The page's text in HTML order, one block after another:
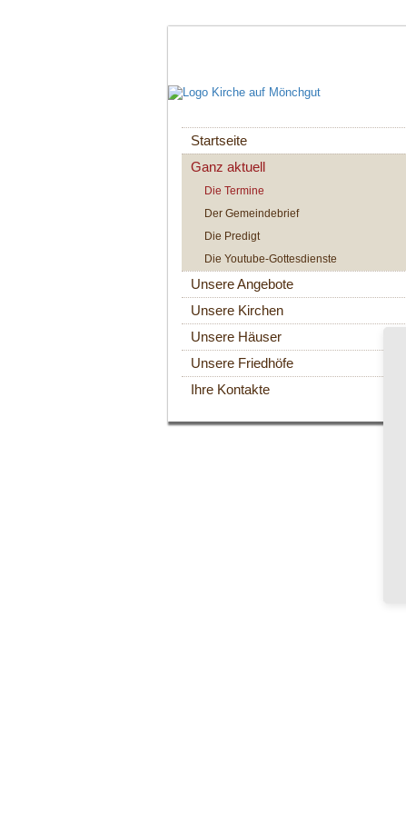
Navigation
überspringen
Startseite
Ganz aktuell
Die Termine
Der Gemeindebrief
Die Predigt
Die Youtube-Gottesdienste
Unsere Angebote
Unsere Kirchen
Unsere Häuser
Unsere Friedhöfe
Ihre Kontakte